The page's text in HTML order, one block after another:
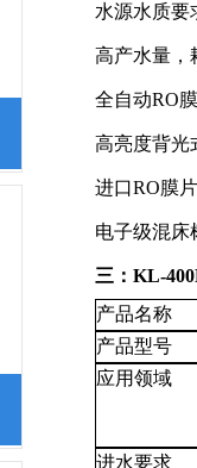
水源水质要
高产水量，
全自动RO
高亮度背光
进口RO膜
电子级混床
三 ：KL-4
产品名称
产品型号
应用领域
进水要求